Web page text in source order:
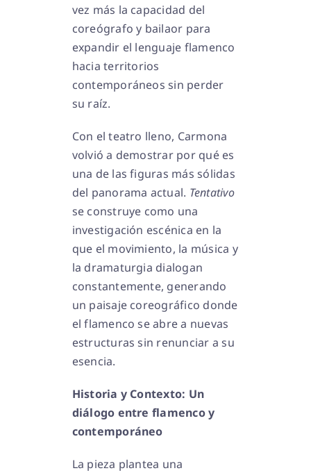
vez más la capacidad del
coreógrafo y bailaor para
expandir el lenguaje flamenco
hacia territorios
contemporáneos sin perder
su raíz.
Con el teatro lleno, Carmona
volvió a demostrar por qué es
una de las figuras más sólidas
del panorama actual. Tentativo
se construye como una
investigación escénica en la
que el movimiento, la música y
la dramaturgia dialogan
constantemente, generando
un paisaje coreográfico donde
el flamenco se abre a nuevas
estructuras sin renunciar a su
esencia.
Historia y Contexto: Un
diálogo entre flamenco y
contemporáneo
La pieza plantea una